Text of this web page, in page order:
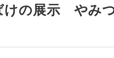
けの展示 やみ